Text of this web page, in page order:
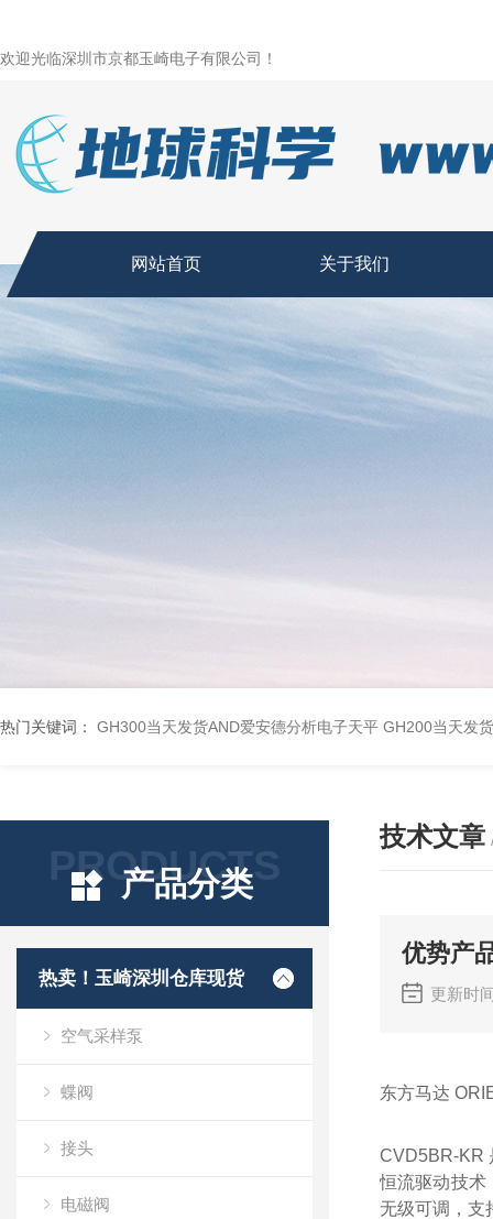
欢迎光临深圳市京都玉崎电子有限公司！
网站首页 关于我们
热门关键词： GH300当天发货AND爱安德分析电子天平 GH200当天发
PRODUCTS
产品分类
热卖！玉崎深圳仓库现货
空气采样泵
蝶阀
接头
电磁阀
技术文章
优势产
更新时
东方马达
CVD5BR-KR
恒流驱动技术
无级可调，支